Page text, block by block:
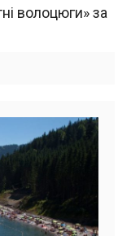
волоцюги» за